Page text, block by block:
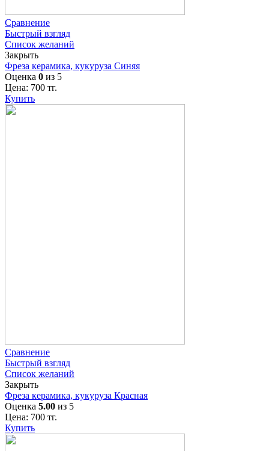
Сравнение
Быстрый взгляд
Список желаний
Закрыть
Фреза керамика, кукуруза Синяя
Оценка 0 из 5
Цена: 700 тг.
Купить
Сравнение
Быстрый взгляд
Список желаний
Закрыть
Фреза керамика, кукуруза Красная
Оценка 5.00 из 5
Цена: 700 тг.
Купить